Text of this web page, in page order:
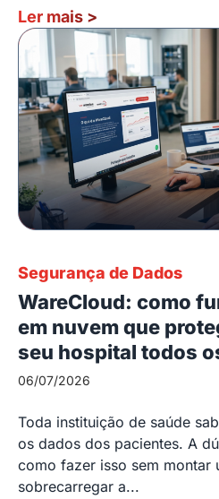
Ler mais >
Segurança de Dados
WareCloud: como
em nuvem que
seu hospital todos
06/07/2026
Toda instituição de saúde
os dados dos pacientes. A
como fazer isso sem montar
sobrecarregar a...